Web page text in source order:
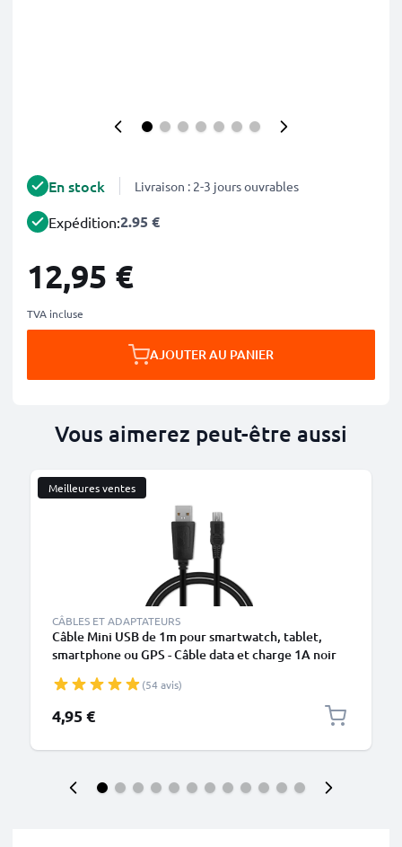
En stock Livraison : 2-3 jours ouvrables
Expédition:2.95 €
12,95 €
TVA incluse
AJOUTER AU PANIER
Vous aimerez peut-être aussi
Meilleures ventes
CÂBLES ET ADAPTATEURS
Câble Mini USB de 1m pour smartwatch, tablet,
smartphone ou GPS - Câble data et charge 1A noir
(54 avis)
4,95 €